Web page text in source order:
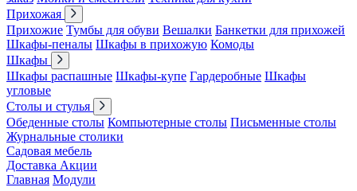
Прихожая
Прихожие Тумбы для обуви Вешалки Банкетки для прихожей
Шкафы-пеналы Шкафы в прихожую Комоды
Шкафы
Шкафы распашные Шкафы-купе Гардеробные Шкафы
угловые
Столы и стулья
Обеденные столы Компьютерные столы Письменные столы
Журнальные столики
Садовая мебель
Доставка Акции
Главная Модули